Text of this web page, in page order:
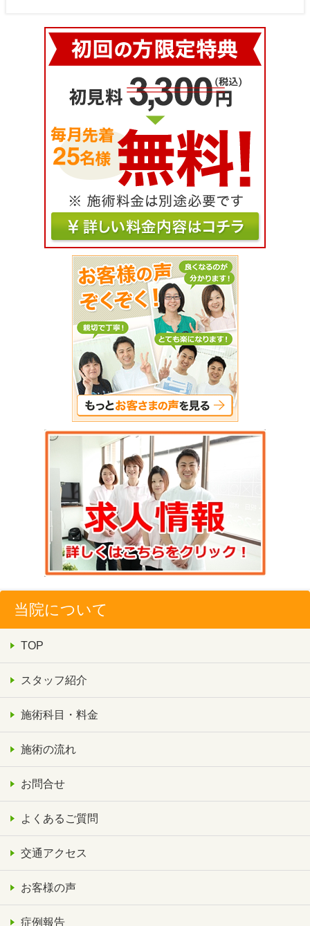
当院について
TOP
スタッフ紹介
施術科目・料金
施術の流れ
お問合せ
よくあるご質問
交通アクセス
お客様の声
症例報告